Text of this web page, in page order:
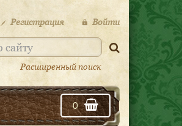
Регистрация Войти
Расширенный поиск
0